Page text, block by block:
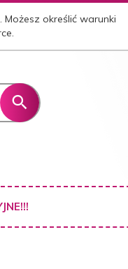
. Możesz określić warunki